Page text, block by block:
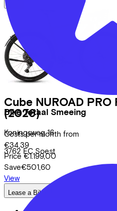
Bike Totaal Smeeing
Koningsweg 16
3762 EC Soest
Cube NUROAD PRO
(2026)
Costs per month from
€34,39
Price €1.199,00
Save€501,60
View
Lease a Bike